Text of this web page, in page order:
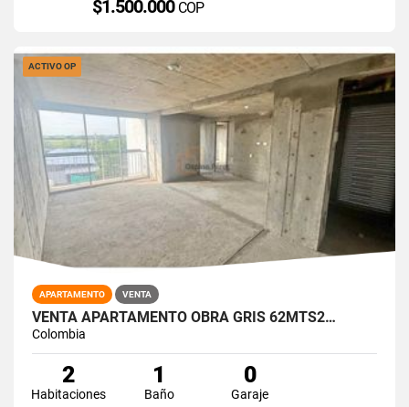
$1.500.000 COP
ACTIVO OP
APARTAMENTO VENTA
VENTA APARTAMENTO OBRA GRIS 62MTS2…
Colombia
2
Habitaciones
1
Baño
0
Garaje